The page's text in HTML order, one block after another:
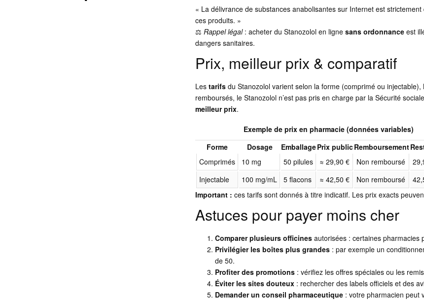
« La délivrance de substances anabolisantes sur Internet est
ces produits. »
⚖️Rappel légal: acheter du Stanozolol en lignesans ordonnance est
dangers sanitaires.
Prix, meilleur prix & comparatif
Lestarifs du Stanozolol varient selon la forme (comprimé ou
remboursés, le Stanozolol n’est pas pris en charge par la Sécurité
meilleur prix.
Exemple de prix en pharmacie (données variables)
Forme
Dosage EmballagePrix publicRemboursement
Comprimés
10 mg 50 pilules ≈ 29,90 € Non remboursé
Injectable
100 mg/mL 5 flacons ≈ 42,50 € Non remboursé
Important : ces tarifs sont donnés à titre indicatif. Les prix exacts
Astuces pour payer moins cher
Comparer plusieurs officines autorisées : certaines
Privilégier les boîtes plus grandes : par exemple un
de 50.
Profiter des promotions : vérifiez les offres spéciales ou les
Éviter les sites douteux : rechercher des labels officiels et des
Demander un conseil pharmaceutique : votre pharmacien peut